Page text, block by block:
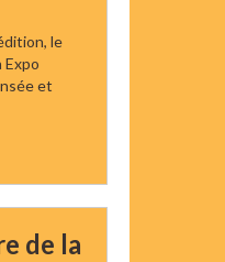
le
Expo
et
de la